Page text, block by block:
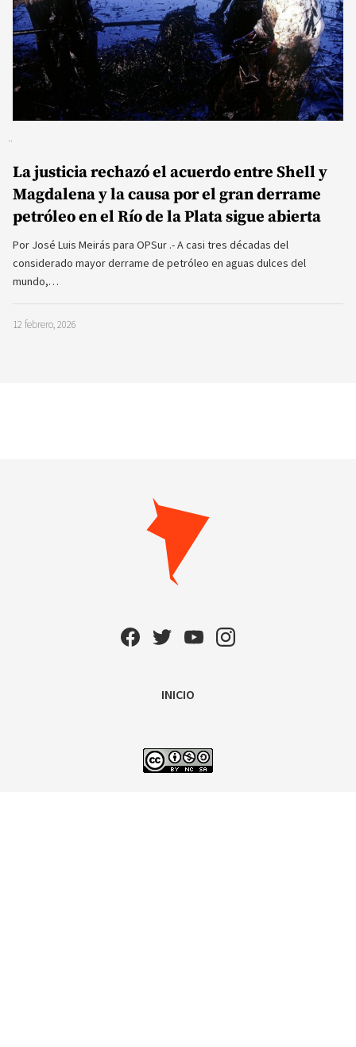
La justicia rechazó el acuerdo entre Shell y
Magdalena y la causa por el gran derrame
petróleo en el Río de la Plata sigue abierta
Por José Luis Meirás para OPSur .- A casi tres décadas del
considerado mayor derrame de petróleo en aguas dulces del
mundo,…
12 febrero, 2026
INICIO